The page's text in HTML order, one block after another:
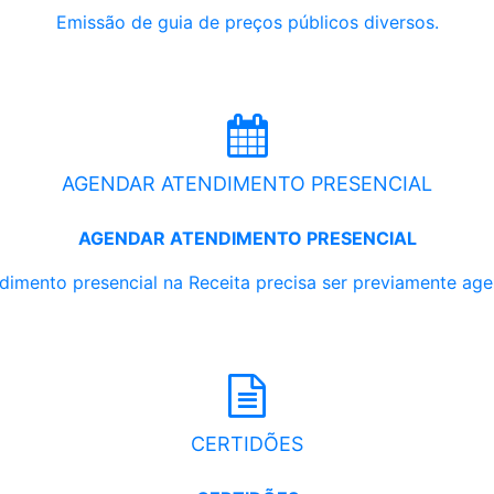
Emissão de guia de preços públicos diversos.
AGENDAR ATENDIMENTO PRESENCIAL
AGENDAR ATENDIMENTO PRESENCIAL
presencial na Receita precisa ser previamente
CERTIDÕES